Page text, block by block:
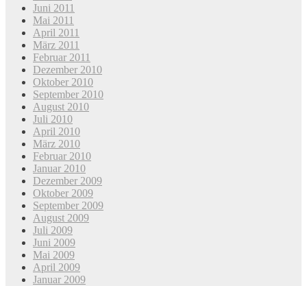
Juni 2011
Mai 2011
April 2011
März 2011
Februar 2011
Dezember 2010
Oktober 2010
September 2010
August 2010
Juli 2010
April 2010
März 2010
Februar 2010
Januar 2010
Dezember 2009
Oktober 2009
September 2009
August 2009
Juli 2009
Juni 2009
Mai 2009
April 2009
Januar 2009